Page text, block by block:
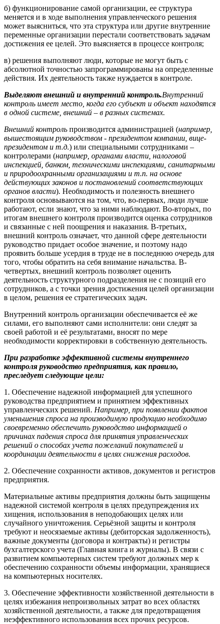
б) функционирование самой организации, ее структура
меняется и в ходе выполнения управленческого решения
может выясниться, что эта структура или другие внутренние
переменные организации перестали соответствовать задачам
достижения ее целей. Это выясняется в процессе контроля;
в) решения выполняют люди, которые не могут быть с
абсолютной точностью запрограммированы на определенные
действия. Их деятельность также нуждается в контроле.
Выделяют внешний и внутренний контроль.Внутренний
контроль имеет место, когда его субъект и объект находятся
в одной системе, внешний – в разных системах.
Внешний контроль производится администрацией (например,
вышестоящим руководством - президентом компании, вице-
президентом и т.д.) или специальными сотрудниками –
контролерами (например, органами власти, налоговой
инспекцией, банком, техническими инспекциями, санитарными
и природоохранными организациями и т.п. на основе
действующих законов и постановлений соответствующих
органов власти). Необходимость и полезность внешнего
контроля основываются на том, что, во-первых, люди лучше
работают, если знают, что за ними наблюдают. Во-вторых, по
итогам внешнего контроля производится оценка сотрудников
и связанные с ней поощрения и наказания. В-третьих,
внешний контроль означает, что данной сфере деятельности
руководство придает особое значение, и поэтому надо
проявить больше усердия в труде не в последнюю очередь для
того, чтобы обратить на себя внимание начальства. В-
четвертых, внешний контроль позволяет оценить
деятельность структурного подразделения не с позиций его
сотрудников, а с точки зрения достижения целей организации
в целом, решения ее стратегических задач.
Внутренний контроль организации обеспечивается её же
силами, его выполняют сами исполнители: они следят за
своей работой и её результатами, вносят по мере
необходимости корректировки в собственную деятельность.
При разработке эффективной системы внутреннего
контроля руководство предприятия, как правило,
преследует следующие цели:
1. Обеспечение надежной информацией для успешного
руководства предприятием и принятием эффективных
управленческих решений. Например, при появлении фактов
уменьшения спроса на производимую продукцию необходимо
своевременно обеспечить руководство информацией о
причинах падения спроса для принятия управленческих
решений о способах учета пожеланий покупателей и
координации деятельности в целях снижения расходов.
2. Обеспечение сохранности активов, документов и регистров
предприятия.
Материальные активы предприятия должны быть защищены
надежной системой контроля в целях предупреждения их
хищения, использования в неподобающих целях или
случайного уничтожения. Серьёзной защиты и контроля
требуют и неосязаемые активы (дебиторская задолженность),
важные документы (договора и контракты) и регистры
бухгалтерского учета (Главная книга и журналы). В связи с
развитием компьютерных систем требуют должных мер к
обеспечению сохранности объемы информации, хранящиеся
на компьютерных носителях.
3. Обеспечение эффективности хозяйственной деятельности в
целях избежания непроизвольных затрат во всех областях
хозяйственной деятельности, а также для предотвращения
неэффективного использования всех прочих ресурсов.